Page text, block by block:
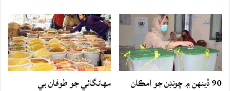
90 ڏينهن ۾ چونڊن جو امڪان
مهانگائي جو طوفان بي